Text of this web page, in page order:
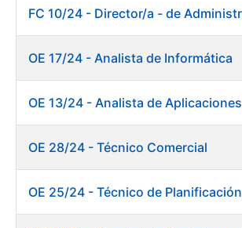
Show/Hide
OE 17/24 - Analista de Informática
OE 28/24 - Técnico Comercial
OE 25/24 - Técnico de Planificación